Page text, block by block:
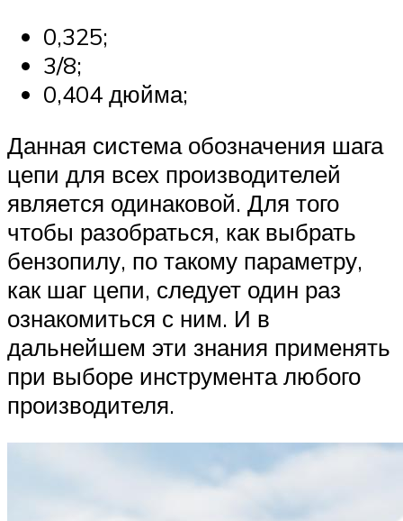
0,325;
3/8;
0,404 дюйма;
Данная система обозначения шага
цепи для всех производителей
является одинаковой. Для того
чтобы разобраться, как выбрать
бензопилу, по такому параметру,
как шаг цепи, следует один раз
ознакомиться с ним. И в
дальнейшем эти знания применять
при выборе инструмента любого
производителя.